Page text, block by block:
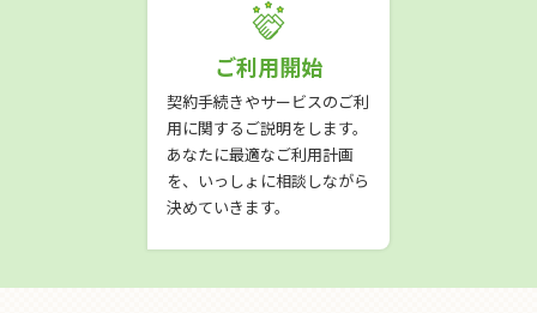
ご利用開始
契約手続きやサービスのご利
用に関するご説明をします。
あなたに最適なご利用計画
を、いっしょに相談しながら
決めていきます。